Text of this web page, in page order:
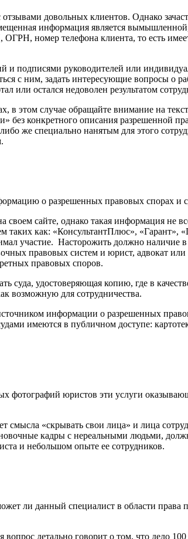
довольных клиентов. Однако
информация является
номер телефона клиента, то есть
подписями руководителей или
с ним, задать интересующие вопросы о
или остался недоволен результатом
этом случае обращайте внимание на
конкретного описания разрешенной
же специально нанятым для этого
о разрешенных правовых спорах и
сайте, однако такая информация не
таких как: «КонсультантПлюс», «Гарант»,
участие. Насторожить должно наличие
правовых систем и юрист, адвокат
правовых споров.
суда, удостоверяющая копию, где в
возможную для сотрудничества.
информации о разрешенных
имеются в публичном доступе:
фотографий юристов эти услуги
«скрывать свои лица» и лица
кадры с нереальными людьми,
и небольшом опыте ее сотрудников.
ли данный специалист в области
детально говорит о том, что дело